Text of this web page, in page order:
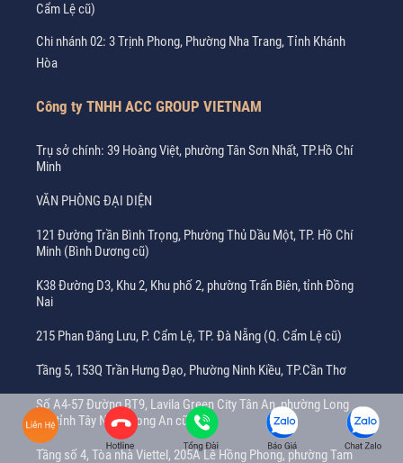
Cẩm Lệ cũ)
Chi nhánh 02: 3 Trịnh Phong, Phường Nha Trang, Tỉnh Khánh
Hòa
Công ty TNHH ACC GROUP VIETNAM
Trụ sở chính: 39 Hoàng Việt, phường Tân Sơn Nhất, TP.Hồ Chí
Minh
VĂN PHÒNG ĐẠI DIỆN
121 Đường Trần Bình Trọng, Phường Thủ Dầu Một, TP. Hồ Chí
Minh (Bình Dương cũ)
K38 Đường D3, Khu 2, Khu phố 2, phường Trấn Biên, tỉnh Đồng
Nai
215 Phan Đăng Lưu, P. Cẩm Lệ, TP. Đà Nẵng (Q. Cẩm Lệ cũ)
Tầng 5, 153Q Trần Hưng Đạo, Phường Ninh Kiều, TP.Cần Thơ
Số A4-57 Đường BT9, Lavila Green City Tân An, phường Long
An, tỉnh Tây Ninh (Long An cũ)
Tầng số 4, Tòa nhà Viettel, 205A Lê Hồng Phong, phường Tam